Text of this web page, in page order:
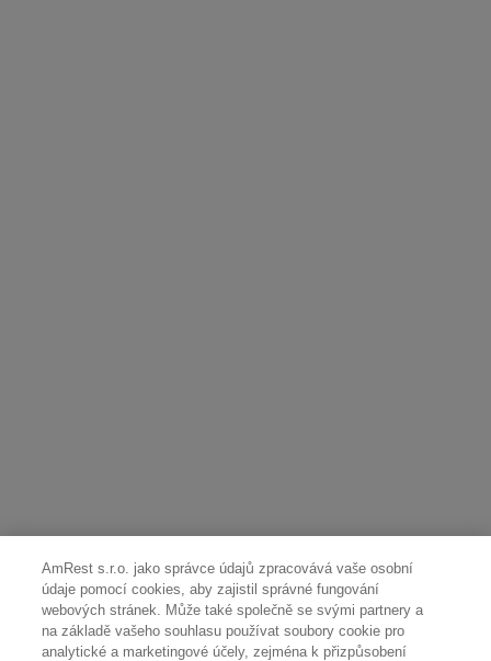
AmRest s.r.o. jako správce údajů zpracovává vaše osobní
údaje pomocí cookies, aby zajistil správné fungování
webových stránek. Může také společně se svými partnery a
na základě vašeho souhlasu používat soubory cookie pro
analytické a marketingové účely, zejména k přizpůsobení